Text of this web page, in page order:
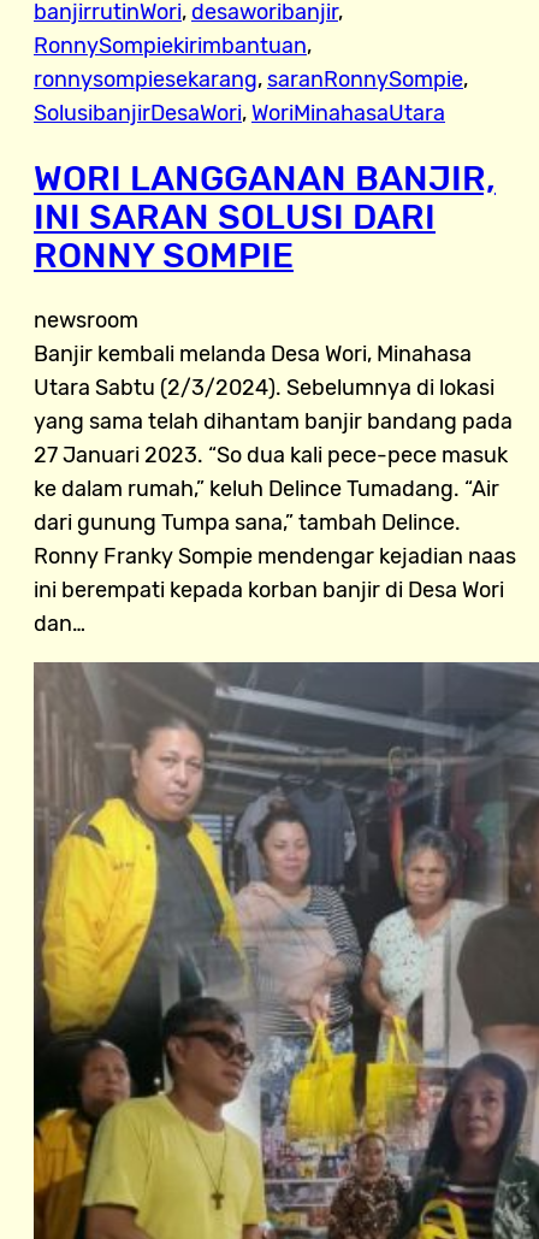
banjirrutinWori, desaworibanjir
RonnySompiekirimbantuan
ronnysompiesekarang, saranRonnySompie
SolusibanjirDesaWori, WoriMinahasaUtara
WORI LANGGANAN BANJIR,
INI SARAN SOLUSI DARI
RONNY SOMPIE
newsroom
Banjir kembali melanda Desa Wori, Minahasa
Utara Sabtu (2/3/2024). Sebelumnya di lokasi
yang sama telah dihantam banjir bandang pada
27 Januari 2023. “So dua kali pece-pece masuk
ke dalam rumah,” keluh Delince Tumadang. “Air
dari gunung Tumpa sana,” tambah Delince.
Ronny Franky Sompie mendengar kejadian naas
ini berempati kepada korban banjir di Desa Wori
dan…